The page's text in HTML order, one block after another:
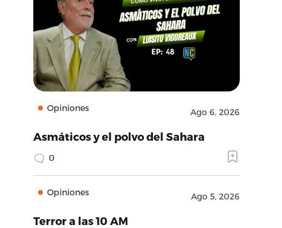
Opiniones Ago 6, 2026
Asmáticos y el polvo del Sahara
0
Opiniones Ago 5, 2026
Terror a las 10 AM